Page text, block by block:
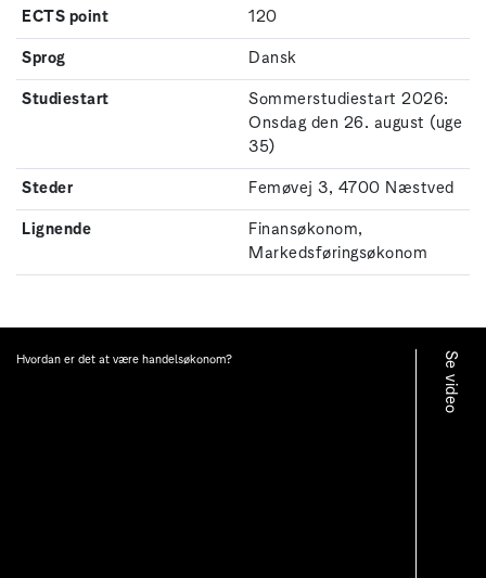
ECTS point
120
Sprog
Dansk
Studiestart
Sommerstudiestart 2026:
Onsdag den 26. august (uge
35)
Steder
Femøvej 3, 4700 Næstved
Lignende
Finansøkonom,
Markedsføringsøkonom
Hvordan er det at være handelsøkonom? Se video